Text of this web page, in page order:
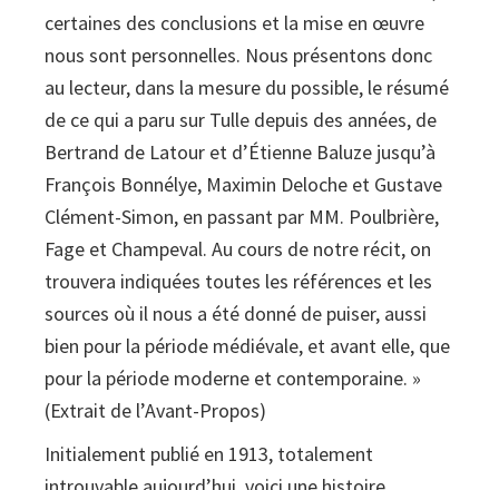
certaines des conclusions et la mise en œuvre
nous sont personnelles. Nous présentons donc
au lecteur, dans la mesure du possible, le résumé
de ce qui a paru sur Tulle depuis des années, de
Bertrand de Latour et d’Étienne Baluze jusqu’à
François Bonnélye, Maximin Deloche et Gustave
Clément-Simon, en passant par MM. Poulbrière,
Fage et Champeval. Au cours de notre récit, on
trouvera indiquées toutes les références et les
sources où il nous a été donné de puiser, aussi
bien pour la période médiévale, et avant elle, que
pour la période moderne et contem­poraine. »
(Extrait de l’Avant-Propos)
Initialement publié en 1913, totalement